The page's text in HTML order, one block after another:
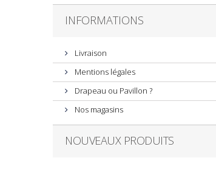
INFORMATIONS
Livraison
Mentions légales
Drapeau ou Pavillon ?
Nos magasins
NOUVEAUX PRODUITS